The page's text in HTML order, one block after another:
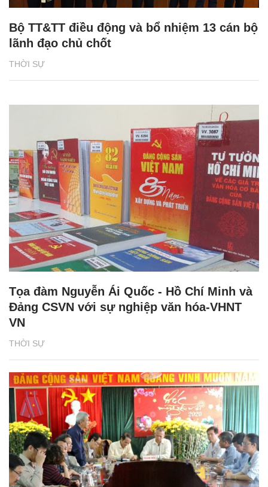
THỜI SỰ
Bộ TT&TT điều động và bổ nhiệm 13 cán bộ
lãnh đạo chủ chốt
THỜI SỰ
Tọa đàm Nguyễn Ái Quốc - Hồ Chí Minh và
Đảng CSVN với sự nghiệp văn hóa-VHNT
VN